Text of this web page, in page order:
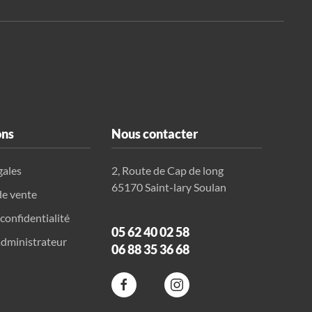
vente
Nous contacter
2, Route de Cap de long
65170 Saint-lary Soulan
05 62 40 02 58
06 88 35 36 68